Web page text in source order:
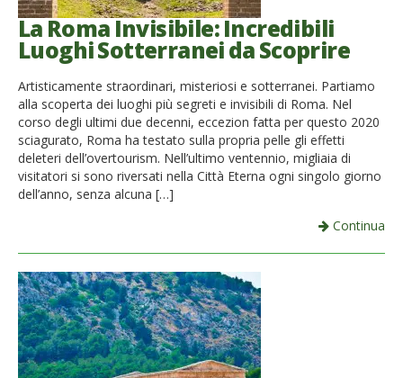
La Roma Invisibile: Incredibili
Luoghi Sotterranei da Scoprire
Artisticamente straordinari, misteriosi e sotterranei. Partiamo
alla scoperta dei luoghi più segreti e invisibili di Roma. Nel
corso degli ultimi due decenni, eccezion fatta per questo 2020
sciagurato, Roma ha testato sulla propria pelle gli effetti
deleteri dell’overtourism. Nell’ultimo ventennio, migliaia di
visitatori si sono riversati nella Città Eterna ogni singolo giorno
dell’anno, senza alcuna […]
Continua